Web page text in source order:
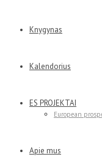
Knygynas
Kalendorius
ES PROJEKTAI
European
Apie mus